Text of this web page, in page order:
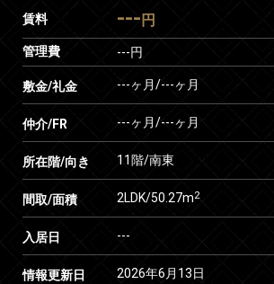
賃料 --- 円
管理費 ---円
敷金/礼金 ---ヶ月/---ヶ月
仲介/FR ---ヶ月/---ヶ月
所在階/向き 11階/南東
間取/面積 2LDK/50.27m2
入居日 ---
情報更新日 2026年6月13日